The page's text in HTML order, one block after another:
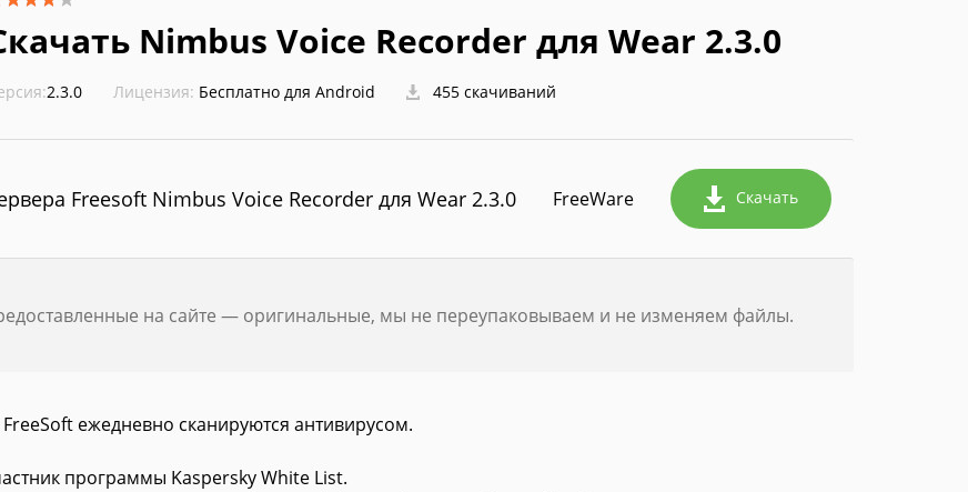
Nimbus Voice Recorder для Wear 2.3.0
2.3.0 Лицензия: Бесплатно для Android 455 скачиваний
Freesoft Nimbus Voice Recorder для Wear 2.3.0 FreeWare Скачать
на сайте — оригинальные, мы не переупаковываем и не изменяем файлы.
ежедневно сканируются антивирусом.
программы Kaspersky White List.